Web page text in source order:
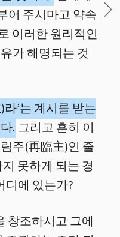
어 주시마고 약속
이러한 원리적인
가 해명되는 것
’는 계시를 받는
. 그리고 흔히 이
주(再臨主)인 줄
못하게 되는 경
디에 있는가?
창조하시고 그에